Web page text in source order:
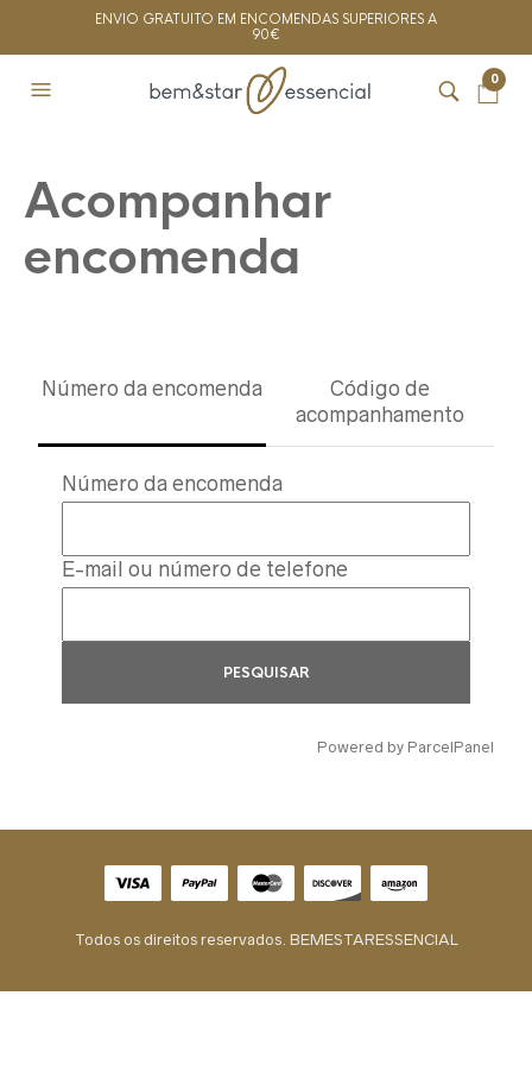
ENVIO GRATUITO EM ENCOMENDAS SUPERIORES A
90€
0
Acompanhar
encomenda
TRACK
Número da encomenda
Código de
acompanhamento
Número da encomenda
E-mail ou número de telefone
PESQUISAR
Powered by ParcelPanel
Todos os direitos reservados. BEMESTARESSENCIAL